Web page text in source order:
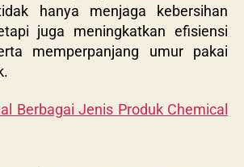
hanya menjaga kebersihan
juga meningkatkan efisiensi
memperpanjang umur pakai
Berbagai Jenis Produk Chemical